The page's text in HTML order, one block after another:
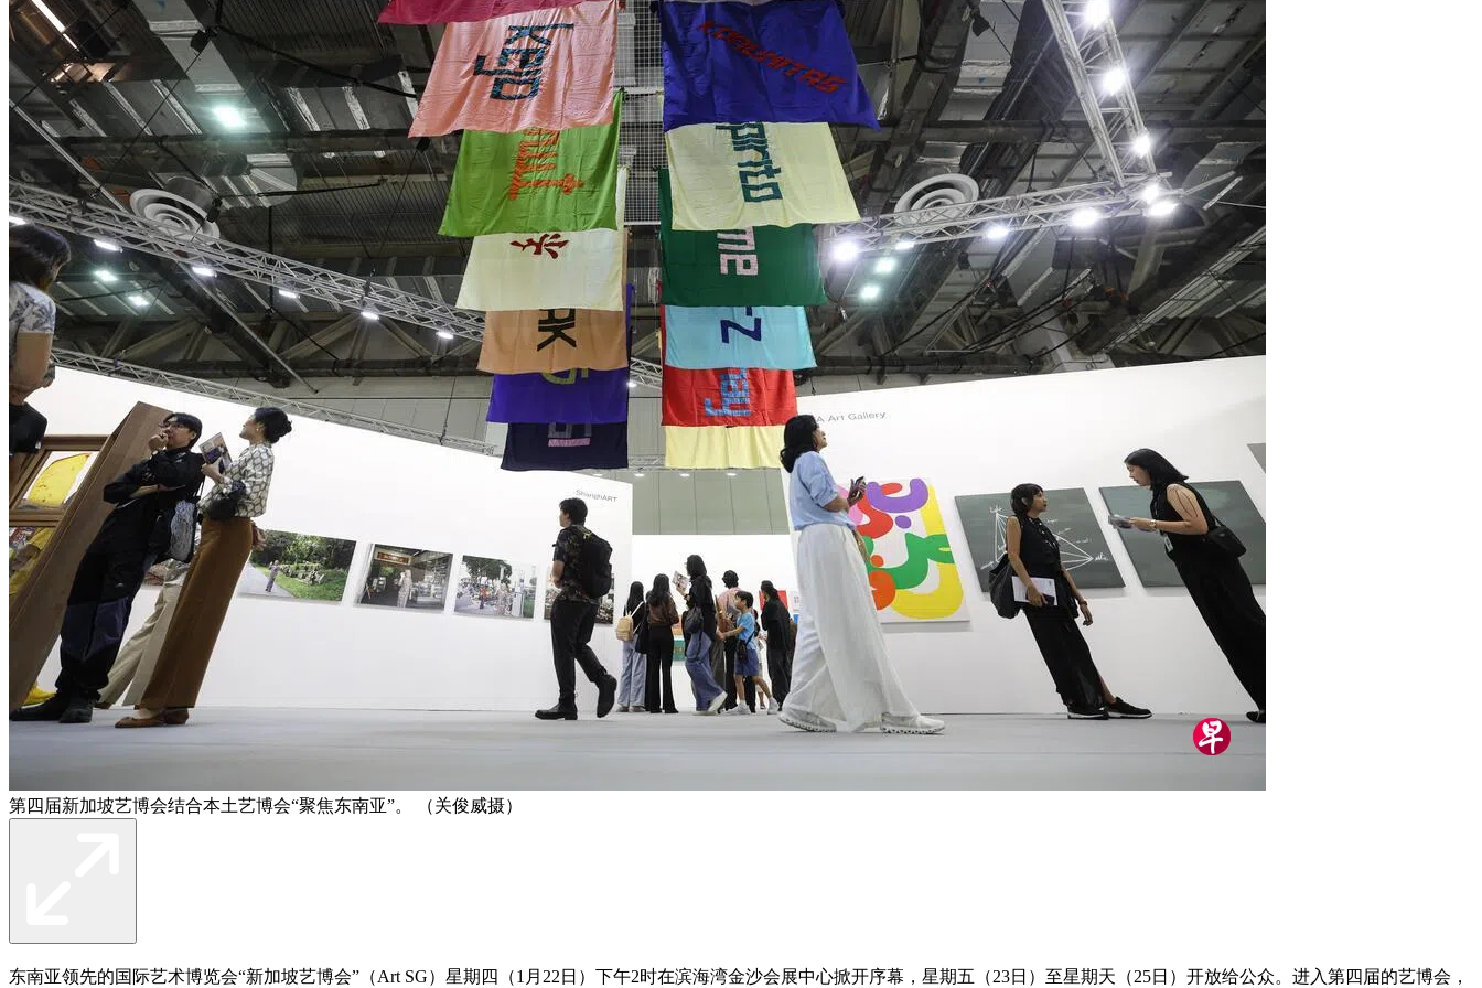
第四届新加坡艺博会结合本土艺博会“聚焦东南亚”。 （关俊威摄）
东南亚领先的国际艺术博览会“新加坡艺博会”（Art SG）星期四（1月22日）下午2时在滨海湾金沙会展中心掀开序幕，星期五（23日）至星期天（25日）开放给公众。进入第四届的艺博会，